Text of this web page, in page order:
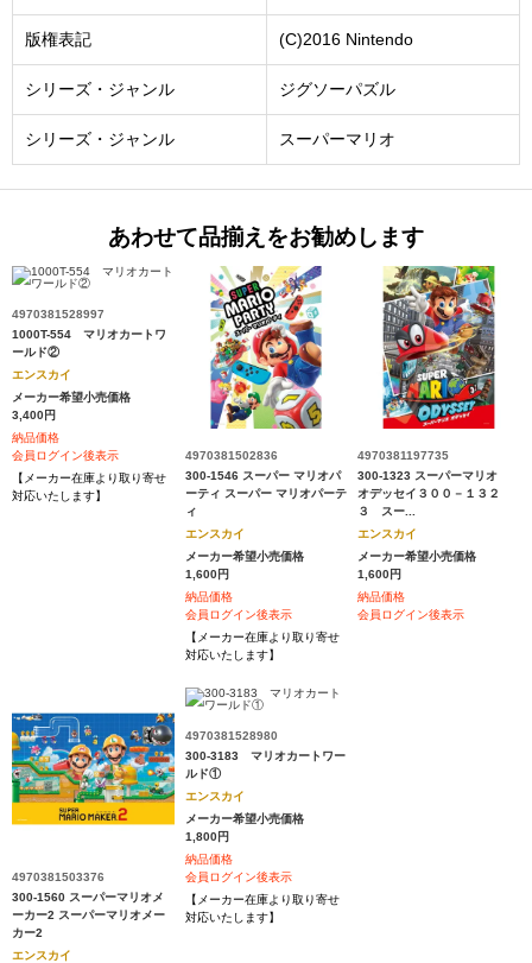
版権表記 (C)2016 Nintendo
シリーズ・ジャンル ジグソーパズル
シリーズ・ジャンル スーパーマリオ
あわせて品揃えをお勧めします
4970381528997
1000T-554 マリオカートワ
ールド②
エンスカイ
メーカー希望小売価格
3,400円
納品価格
会員ログイン後表示
【メーカー在庫より取り寄せ
対応いたします】
4970381502836
300-1546 スーパー マリオパ
ーティ スーパー マリオパーテ
ィ
エンスカイ
メーカー希望小売価格
1,600円
納品価格
会員ログイン後表示
【メーカー在庫より取り寄せ
対応いたします】
4970381197735
300-1323 スーパーマリオ
オデッセイ３００－１３２
３ スー...
エンスカイ
メーカー希望小売価格
1,600円
納品価格
会員ログイン後表示
4970381503376
300-1560 スーパーマリオメ
ーカー2 スーパーマリオメー
カー2
エンスカイ
4970381528980
300-3183 マリオカートワー
ルド①
エンスカイ
メーカー希望小売価格
1,800円
納品価格
会員ログイン後表示
【メーカー在庫より取り寄せ
対応いたします】